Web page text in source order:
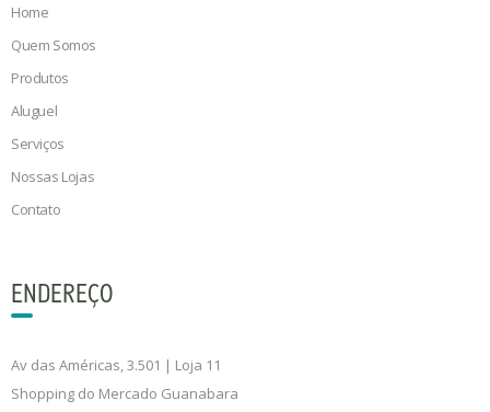
Home
Quem Somos
Produtos
Aluguel
Serviços
Nossas Lojas
Contato
ENDEREÇO
Av das Américas, 3.501 | Loja 11
Shopping do Mercado Guanabara